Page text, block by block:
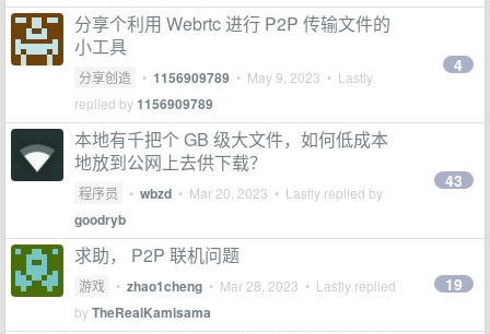
分享个利用 Webrtc 进行 P2P 传输文件的
小工具
分享创造 • 1156909789 • May 9, 2023 • Lastly
replied by1156909789
4
本地有千把个 GB 级大文件，如何低成本
地放到公网上去供下载？
程序员 • wbzd • Mar 20, 2023 • Lastly replied by
goodryb
43
求助， P2P 联机问题
游戏 • zhao1cheng • Mar 28, 2023 • Lastly replied
byTheRealKamisama
19